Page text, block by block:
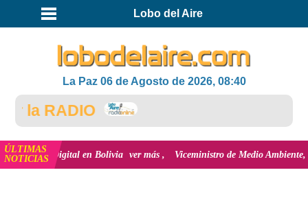
Lobo del Aire
La Paz 06 de Agosto de 2026, 08:40
la RADIO
ÚLTIMAS
NOTICIAS
Digital en Bolivia ver más Viceministro de Medio Ambiente, José